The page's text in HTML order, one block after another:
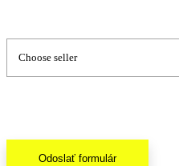
Odoslať formulár